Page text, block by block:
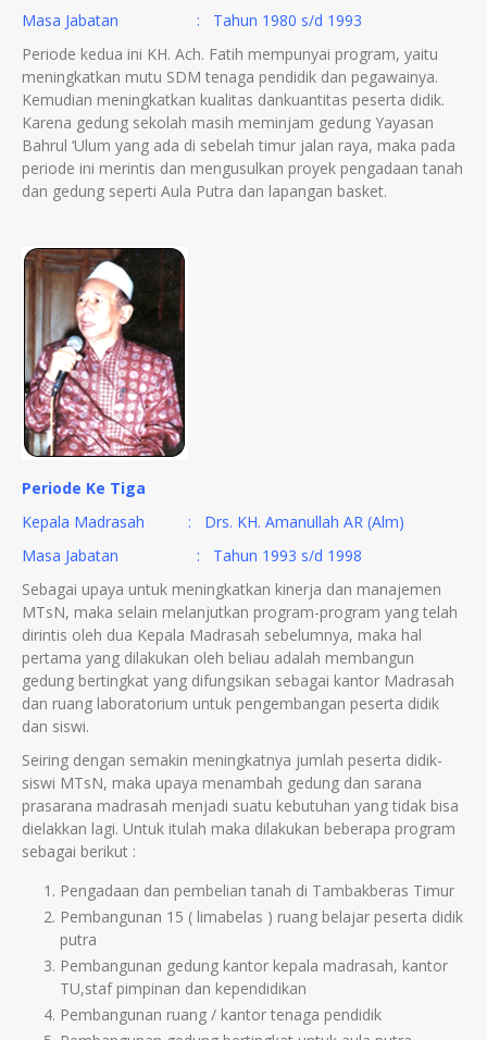
Masa Jabatan : Tahun 1980 s/d 1993
Periode kedua ini KH. Ach. Fatih mempunyai program, yaitu
meningkatkan mutu SDM tenaga pendidik dan pegawainya.
Kemudian meningkatkan kualitas dankuantitas peserta didik.
Karena gedung sekolah masih meminjam gedung Yayasan
Bahrul ‘Ulum yang ada di sebelah timur jalan raya, maka pada
periode ini merintis dan mengusulkan proyek pengadaan tanah
dan gedung seperti Aula Putra dan lapangan basket.
Periode Ke Tiga
Kepala Madrasah : Drs. KH. Amanullah AR (Alm)
Masa Jabatan : Tahun 1993 s/d 1998
Sebagai upaya untuk meningkatkan kinerja dan manajemen
MTsN, maka selain melanjutkan program-program yang telah
dirintis oleh dua Kepala Madrasah sebelumnya, maka hal
pertama yang dilakukan oleh beliau adalah membangun
gedung bertingkat yang difungsikan sebagai kantor Madrasah
dan ruang laboratorium untuk pengembangan peserta didik
dan siswi.
Seiring dengan semakin meningkatnya jumlah peserta didik-
siswi MTsN, maka upaya menambah gedung dan sarana
prasarana madrasah menjadi suatu kebutuhan yang tidak bisa
dielakkan lagi. Untuk itulah maka dilakukan beberapa program
sebagai berikut :
Pengadaan dan pembelian tanah di Tambakberas Timur
Pembangunan 15 ( limabelas ) ruang belajar peserta didik
putra
Pembangunan gedung kantor kepala madrasah, kantor
TU,staf pimpinan dan kependidikan
Pembangunan ruang / kantor tenaga pendidik